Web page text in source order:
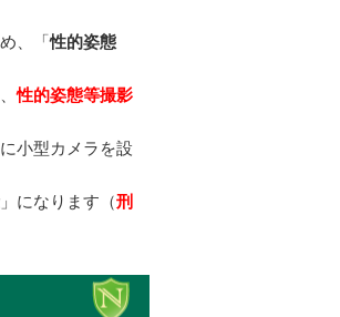
、「性的姿態
性的姿態等撮影
小型カメラを設
」になります（刑